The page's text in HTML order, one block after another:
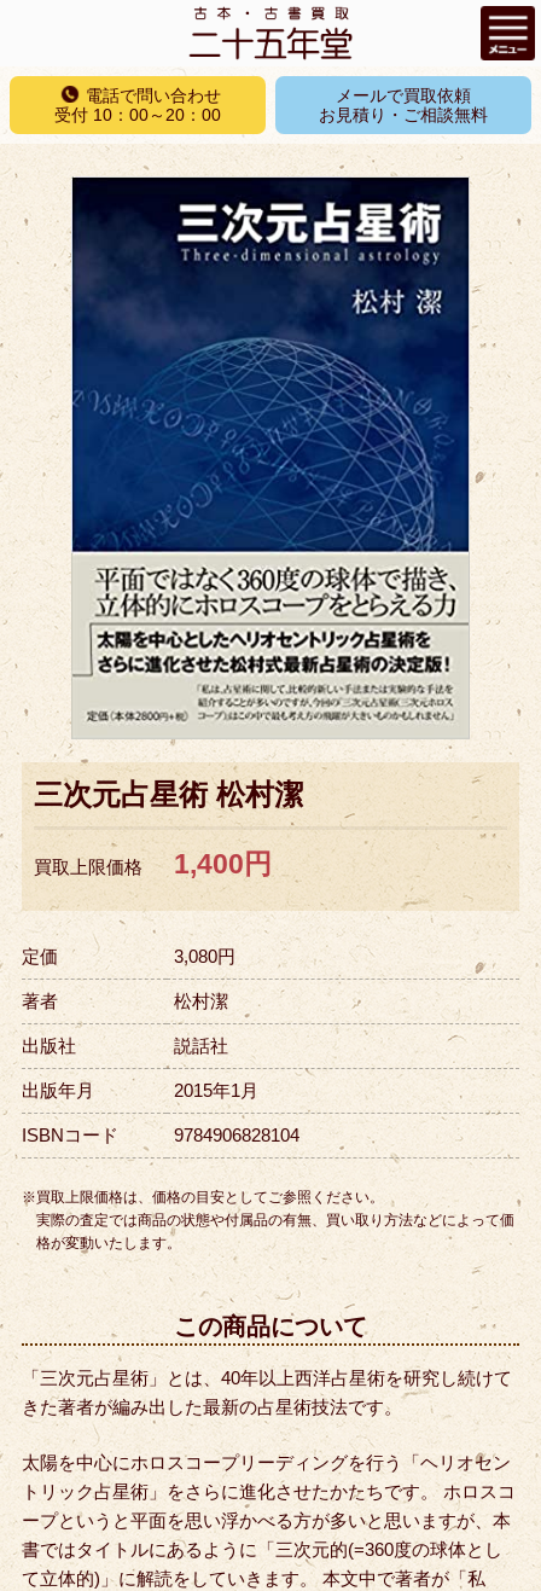
コ
テ
ン
ツ
へ
ス
キ
プ
電話で問い合わせ
受付 10：00～20：00
メールで買取依頼
お見積り・ご相談無料
三次元占星術 松村潔
買取上限価格 1,400円
定価 3,080円
著者 松村潔
出版社 説話社
出版年月 2015年1月
ISBNコード 9784906828104
※買取上限価格は、価格の目安としてご参照ください。
実際の査定では商品の状態や付属品の有無、買い取り方法などによって価
格が変動いたします。
この商品について
「三次元占星術」とは、40年以上西洋占星術を研究し続けて
きた著者が編み出した最新の占星術技法です。
太陽を中心にホロスコープリーディングを行う「ヘリオセン
トリック占星術」をさらに進化させたかたちです。 ホロスコ
ープというと平面を思い浮かべる方が多いと思いますが、本
書ではタイトルにあるように「三次元的(=360度の球体とし
て立体的)」に解読をしていきます。 本文中で著者が「私